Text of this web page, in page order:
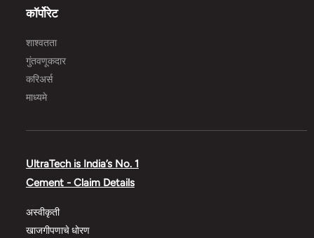
कॉर्पोरेट
शाश्वतता
गुंतवणूकदार
करिअर्स
माध्यमे
UltraTech is India’s No. 1
Cement - Claim Details
अस्वीकृती
खाजगीपणाचे धोरण